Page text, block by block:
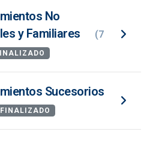
No
y Familiares
(7
Sucesorios
FINALIZADO